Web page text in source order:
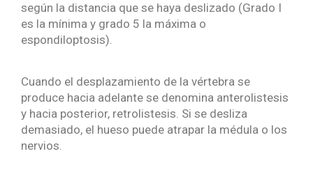
según la distancia que se haya deslizado (Grado I
es la mínima y grado 5 la máxima o
espondiloptosis).
Cuando el desplazamiento de la vértebra se
produce hacia adelante se denomina anterolistesis
y hacia posterior, retrolistesis. Si se desliza
demasiado, el hueso puede atrapar la médula o los
nervios.